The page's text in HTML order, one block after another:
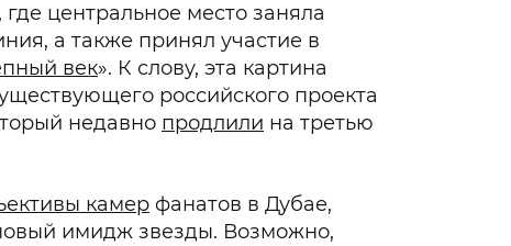
центральное место заняла
а также принял участие в
век». К слову, эта картина
российского проекта
недавно продлили на третью
камер фанатов в Дубае,
имидж звезды. Возможно,